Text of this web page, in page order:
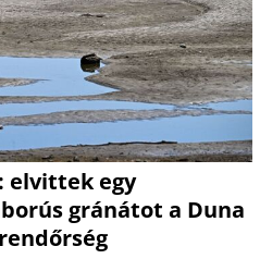
elvittek egy
gránátot a Duna